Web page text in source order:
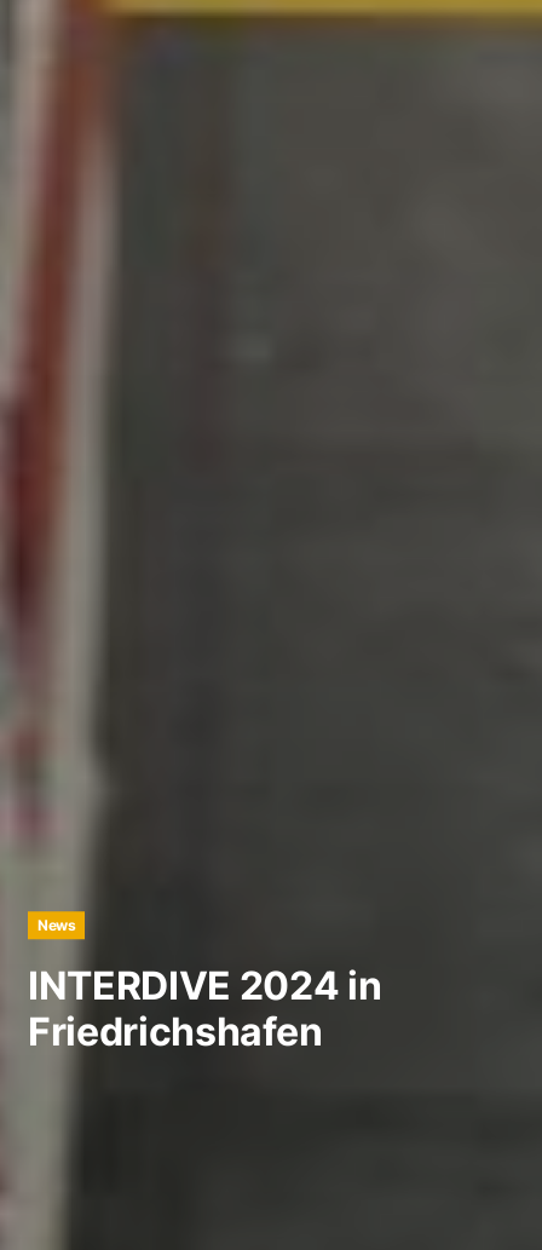
News
INTERDIVE 2024 in
Friedrichshafen